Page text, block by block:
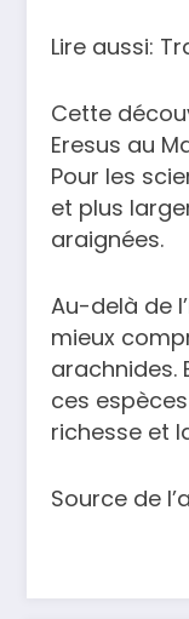
Lire aussi:
Cette
Eresus au
Pour les
et plus
araignées.
Au-delà de
mieux
arachnides.
ces
richesse et
Source de